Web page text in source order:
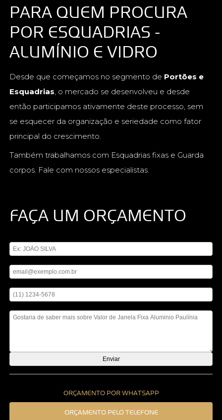
PARA QUEM PROCURA
POR ESQUADRIAS -
ALUMÍNIO E VIDRO
Desde que começamos no segmento de Portões e
Esquadrias, o mercado se desenvolveu e desde
então participamos ativamente deste processo, sem
se esquecer da organização e seriedade como fator
principal do crescimento.
Também trabalhamos com Esquadrias fixas e Guarda
corpos. Fale com nossos especialistas.
FAÇA UM ORÇAMENTO
ORÇAMENTO POR WHATSAPP
ORÇAMENTO PELO TELEFONE